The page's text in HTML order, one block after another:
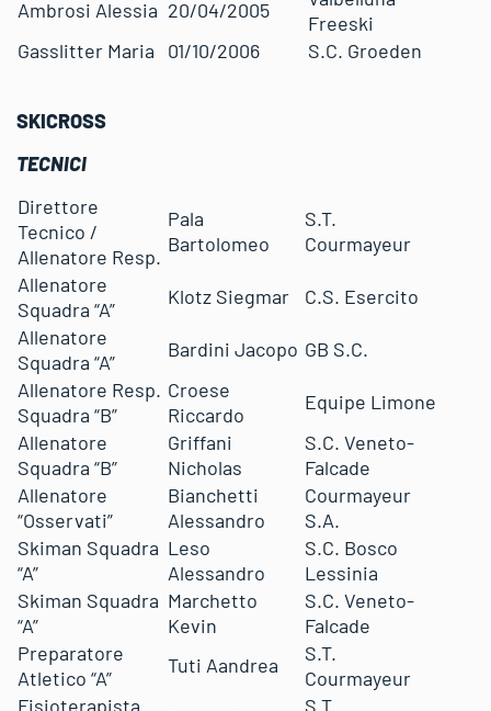
Ambrosi Alessia 20/04/2005
Freeski
Gasslitter Maria
01/10/2006 S.C. Groeden
SKICROSS
TECNICI
Direttore
Tecnico /
Allenatore Resp.
Pala
Bartolomeo
S.T.
Courmayeur
Allenatore
Squadra “A”
Klotz Siegmar
C.S. Esercito
Allenatore
Squadra “A”
Bardini Jacopo GB S.C.
Allenatore Resp.
Squadra “B”
Croese
Riccardo
Equipe Limone
Allenatore
Squadra “B”
Griffani
Nicholas
S.C. Veneto-
Falcade
Allenatore
“Osservati”
Bianchetti
Alessandro
Courmayeur
S.A.
Skiman Squadra
“A”
Leso
Alessandro
S.C. Bosco
Lessinia
Skiman Squadra
“A”
Marchetto
Kevin
S.C. Veneto-
Falcade
Preparatore
Atletico “A”
Tuti Aandrea
S.T.
Courmayeur
Fisioterapista
S.T.